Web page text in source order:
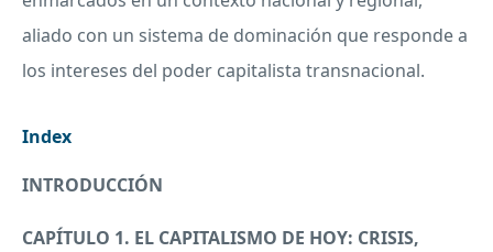
aliado con un sistema de dominación que responde a
los intereses del poder capitalista transnacional.
Index
INTRODUCCIÓN
CAPÍTULO 1. EL CAPITALISMO DE HOY: CRISIS,